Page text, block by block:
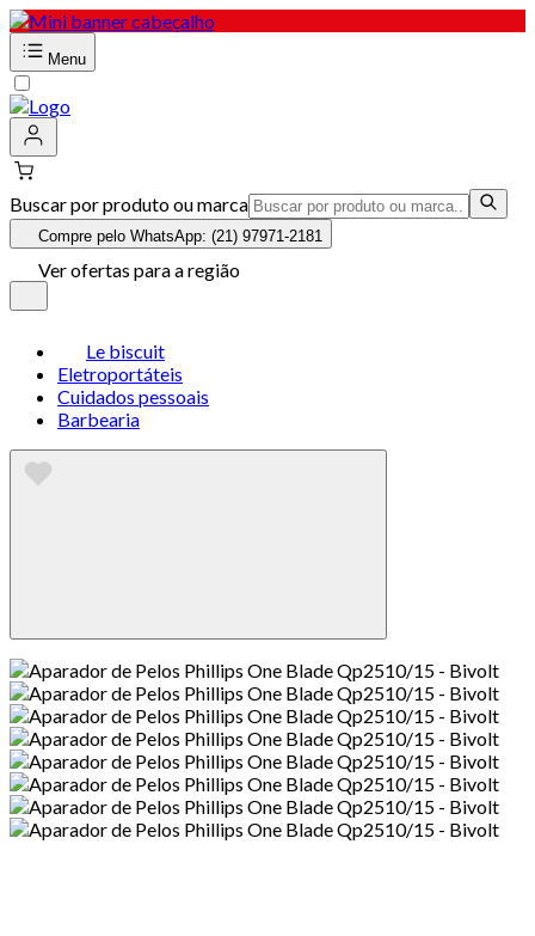
Menu
Buscar por produto ou marca
Compre pelo WhatsApp: (21) 97971-2181
Ver ofertas para a região
Le biscuit
Eletroportáteis
Cuidados pessoais
Barbearia